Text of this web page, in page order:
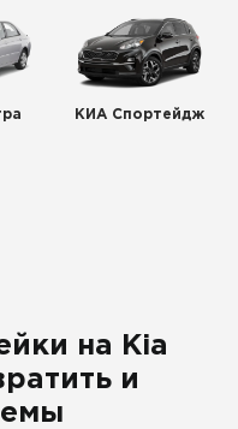
КИА Спортейдж
на Kia
и